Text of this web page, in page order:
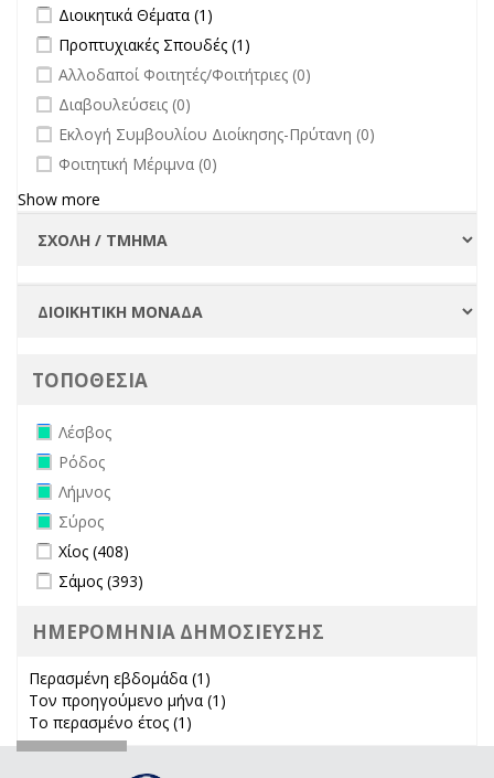
Apply Διοικητικά Θέματα filter
Διοικητικά Θέματα (1)
Apply Προπτυχιακές Σπουδές filter
Προπτυχιακές Σπουδές (1)
undefined
Αλλοδαποί Φοιτητές/Φοιτήτριες (0)
undefined
Διαβουλεύσεις (0)
undefined
Εκλογή Συμβουλίου Διοίκησης-Πρύτανη (0)
undefined
Φοιτητική Μέριμνα (0)
Show more
ΤΟΠΟΘΕΣΙΑ
Remove Λέσβος filter
Λέσβος
Remove Ρόδος filter
Ρόδος
Remove Λήμνος filter
Λήμνος
Remove Σύρος filter
Σύρος
Apply Χίος filter
Χίος (408)
Apply Σάμος filter
Σάμος (393)
ΗΜΕΡΟΜΗΝΙΑ ΔΗΜΟΣΙΕΥΣΗΣ
Περασμένη εβδομάδα (1)
Τον προηγούμενο μήνα (1)
Το περασμένο έτος (1)